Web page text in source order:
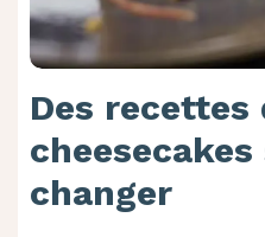
Des recettes
changer